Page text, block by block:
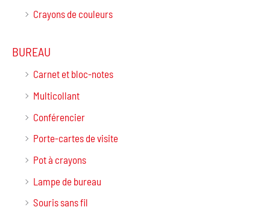
Crayons de couleurs
BUREAU
Carnet et bloc-notes
Multicollant
Conférencier
Porte-cartes de visite
Pot à crayons
Lampe de bureau
Souris sans fil